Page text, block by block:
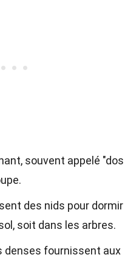
souvent appelé "dos
des nids pour dormir
soit dans les arbres.
denses fournissent aux